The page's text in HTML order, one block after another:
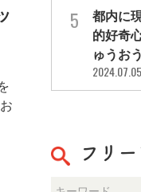
都内に
的好奇
ゅうお
2024.07.05
フリ